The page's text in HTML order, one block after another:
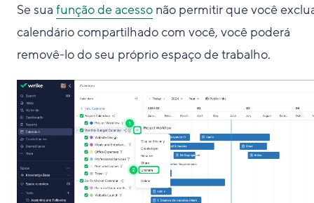
Se sua função de acesso não permitir que você
calendário compartilhado com você, você poderá
removê-lo do seu próprio espaço de trabalho.